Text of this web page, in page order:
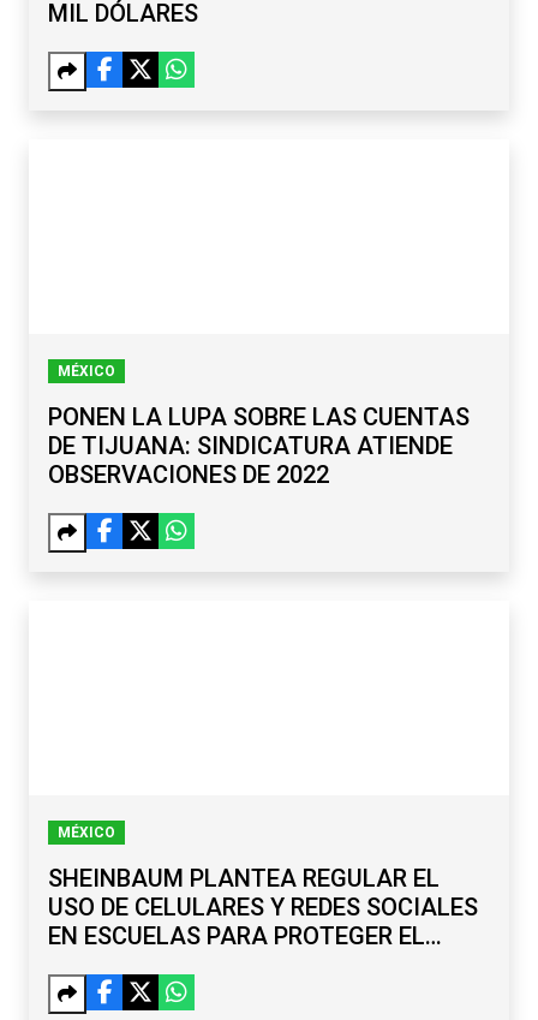
MIL DÓLARES
MÉXICO
PONEN LA LUPA SOBRE LAS CUENTAS
DE TIJUANA: SINDICATURA ATIENDE
OBSERVACIONES DE 2022
MÉXICO
SHEINBAUM PLANTEA REGULAR EL
USO DE CELULARES Y REDES SOCIALES
EN ESCUELAS PARA PROTEGER EL